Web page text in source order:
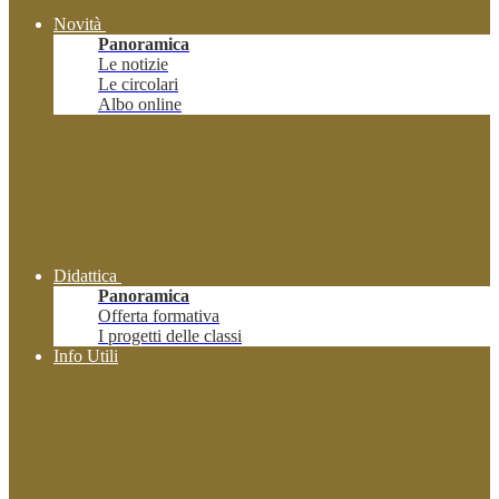
Novità
Panoramica
Le notizie
Le circolari
Albo online
Didattica
Panoramica
Offerta formativa
I progetti delle classi
Info Utili